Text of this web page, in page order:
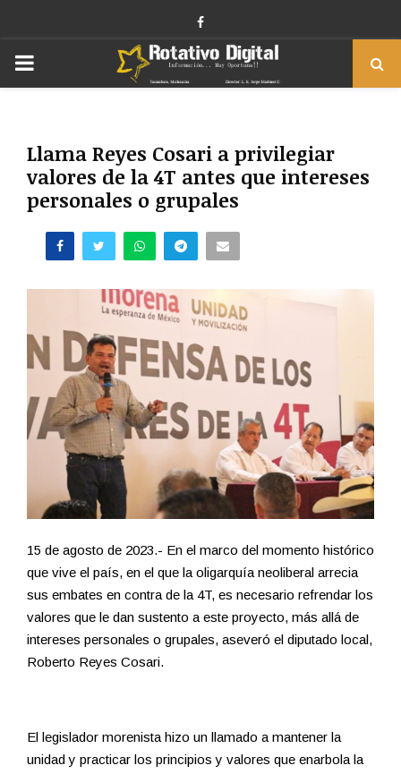
Facebook
PRIMARY
Llama Reyes Cosari a privilegiar
valores de la 4T antes que intereses
personales o grupales
15 de agosto de 2023.- En el marco del momento histórico
que vive el país, en el que la oligarquía neoliberal arrecia
sus embates en contra de la 4T, es necesario refrendar los
valores que le dan sustento a este proyecto, más allá de
intereses personales o grupales, aseveró el diputado local,
Roberto Reyes Cosari.
El legislador morenista hizo un llamado a mantener la
unidad y practicar los principios y valores que enarbola la